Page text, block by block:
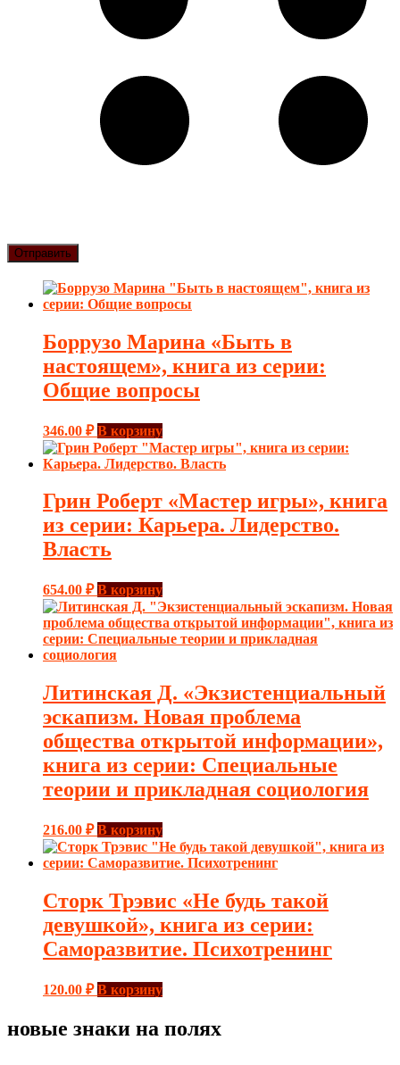
Боррузо Марина «Быть в
настоящем», книга из серии:
Общие вопросы
346.00 ₽ В корзину
Грин Роберт «Мастер игры», книга
из серии: Карьера. Лидерство.
Власть
654.00 ₽ В корзину
Литинская Д. «Экзистенциальный
эскапизм. Новая проблема
общества открытой информации»,
книга из серии: Специальные
теории и прикладная социология
216.00 ₽ В корзину
Сторк Трэвис «Не будь такой
девушкой», книга из серии:
Саморазвитие. Психотренинг
120.00 ₽ В корзину
новые знаки на полях